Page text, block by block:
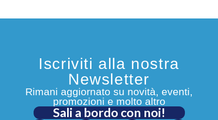
Iscriviti alla nostra
Newsletter
Rimani aggiornato su novità, eventi,
promozioni e molto altro
Sali a bordo con noi!